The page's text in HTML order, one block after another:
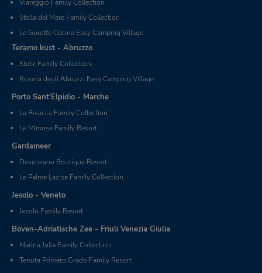
Viareggio Family Collection
Stella del Mare Family Collection
Le Gorette Cecina Easy Camping Village
Teramo kust - Abruzzo
Stork Family Collection
Roseto degli Abruzzi Easy Camping Village
Porto Sant'Elpidio - Marche
La Risacca Family Collection
Le Mimose Family Resort
Gardameer
Desenzano Boutique Resort
Le Palme Lazise Family Collection
Jesolo - Veneto
Jesolo Family Resort
Boven-Adriatische Zee - Friuli Venezia Giulia
Marina Julia Family Collection
Tenuta Primero Grado Family Resort